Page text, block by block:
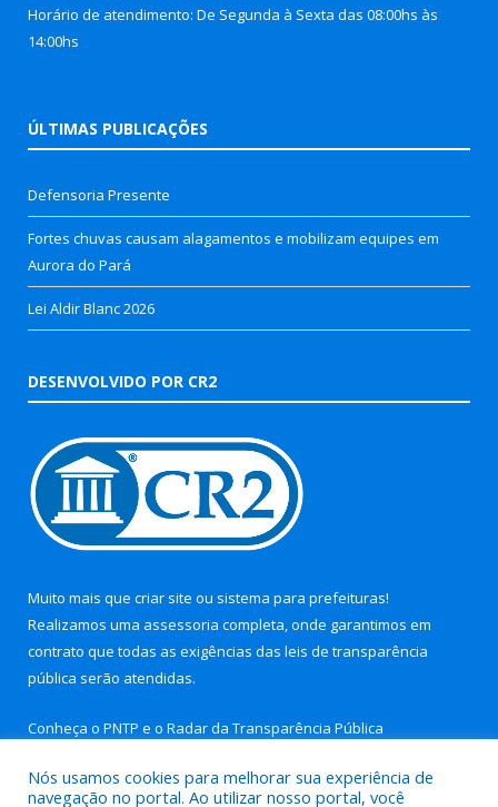
Horário de atendimento: De Segunda à Sexta das 08:00hs às
14:00hs
ÚLTIMAS PUBLICAÇÕES
Defensoria Presente
Fortes chuvas causam alagamentos e mobilizam equipes em
Aurora do Pará
Lei Aldir Blanc 2026
DESENVOLVIDO POR CR2
Muito mais que criar site ou sistema para prefeituras!
Realizamos uma assessoria completa, onde garantimos em
contrato que todas as exigências das leis de transparência
pública serão atendidas.
Conheça o PNTP e o Radar da Transparência Pública
Nós usamos cookies para melhorar sua experiência de
navegação no portal. Ao utilizar nosso portal, você